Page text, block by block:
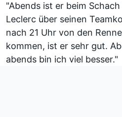
"Abends ist er beim
Leclerc über seinen
nach 21 Uhr von den
kommen, ist er sehr gut.
abends bin ich viel besser."